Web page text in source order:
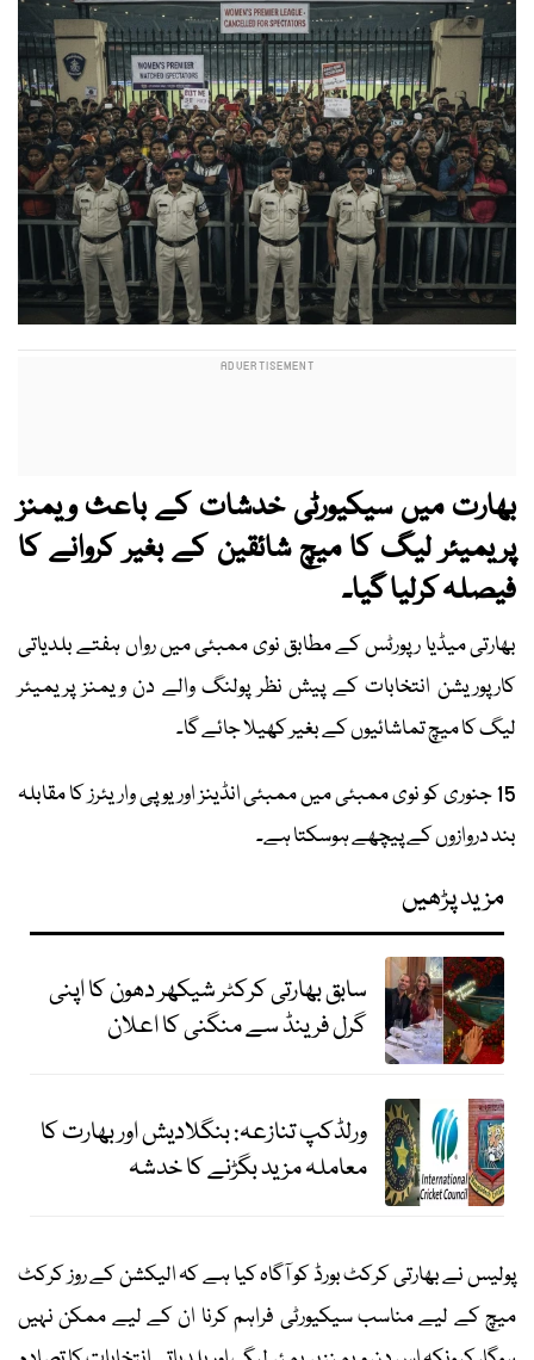
بھارت میں سیکیورٹی خدشات کے باعث ویمنز
پریمیئر لیگ کا میچ شائقین کے بغیر کروانے کا
فیصلہ کرلیا گیا۔
بھارتی میڈیا رپورٹس کے مطابق نوی ممبئی میں رواں ہفتے بلدیاتی
کارپوریشن انتخابات کے پیش نظر پولنگ والے دن ویمنز پریمیئر
لیگ کا میچ تماشائیوں کے بغیر کھیلا جائے گا۔
15 جنوری کو نوی ممبئی میں ممبئی انڈینز اور یو پی واریئرز کا مقابلہ
بند دروازوں کے پیچھے ہوسکتا ہے۔
مزید پڑھیں
سابق بھارتی کرکٹر شیکھر دھون کا اپنی
گرل فرینڈ سے منگنی کا اعلان
ورلڈکپ تنازعہ: بنگلادیش اور بھارت کا
معاملہ مزید بگڑنے کا خدشہ
پولیس نے بھارتی کرکٹ بورڈ کو آگاہ کیا ہے کہ الیکشن کے روز کرکٹ
میچ کے لیے مناسب سیکیورٹی فراہم کرنا ان کے لیے ممکن نہیں